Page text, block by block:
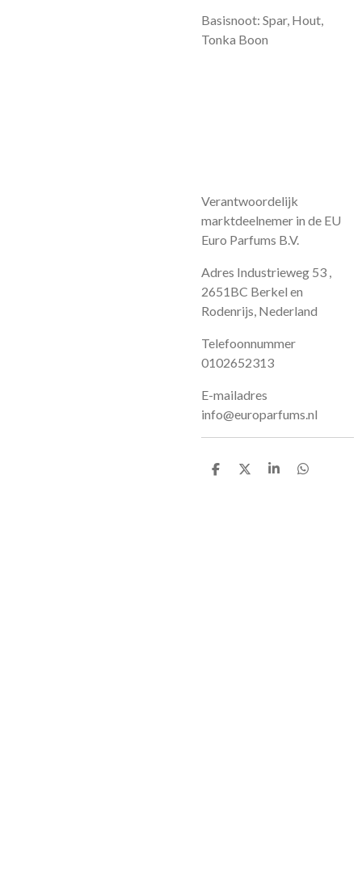
Basisnoot: Spar, Hout,
Tonka Boon
Verantwoordelijk
marktdeelnemer in de EU
Euro Parfums B.V.
Adres Industrieweg 53 ,
2651BC Berkel en
Rodenrijs, Nederland
Telefoonnummer
0102652313
E-mailadres
info@europarfums.nl
D
D
S
D